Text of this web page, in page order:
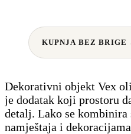
KUPNJA BEZ BRIGE
Dekorativni objekt Vex
je dodatak koji prostoru
detalj. Lako se
namještaja i